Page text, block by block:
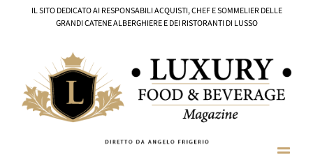
IL SITO DEDICATO AI RESPONSABILI ACQUISTI, CHEF E SOMMELIER DELLE
GRANDI CATENE ALBERGHIERE E DEI RISTORANTI DI LUSSO